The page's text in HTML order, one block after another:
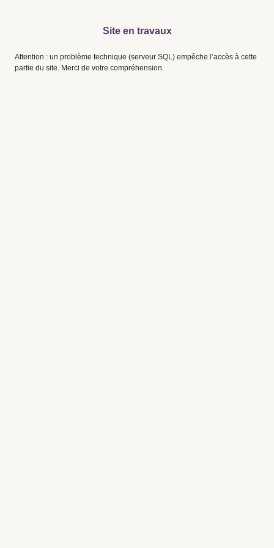
Site en travaux
Attention : un problème technique (serveur SQL) empêche l’accès à cette
partie du site. Merci de votre compréhension.